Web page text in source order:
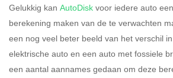
Rijdt u meer dan 500
kilometer privé?
Ja
Gelukkig kan AutoDisk voor iedere auto
berekening maken van de te verwachten
een nog veel beter beeld van het verschil
elektrische auto en een auto met fossiele
een aantal aannames gedaan om deze